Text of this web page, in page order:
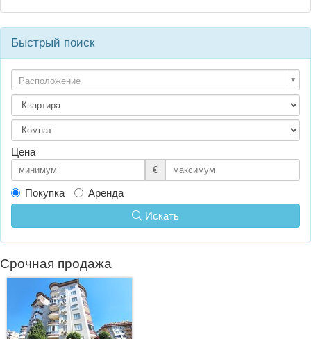
Быстрый поиск
Расположение
Цена
€
Покупка
Аренда
Искать
Срочная продажа